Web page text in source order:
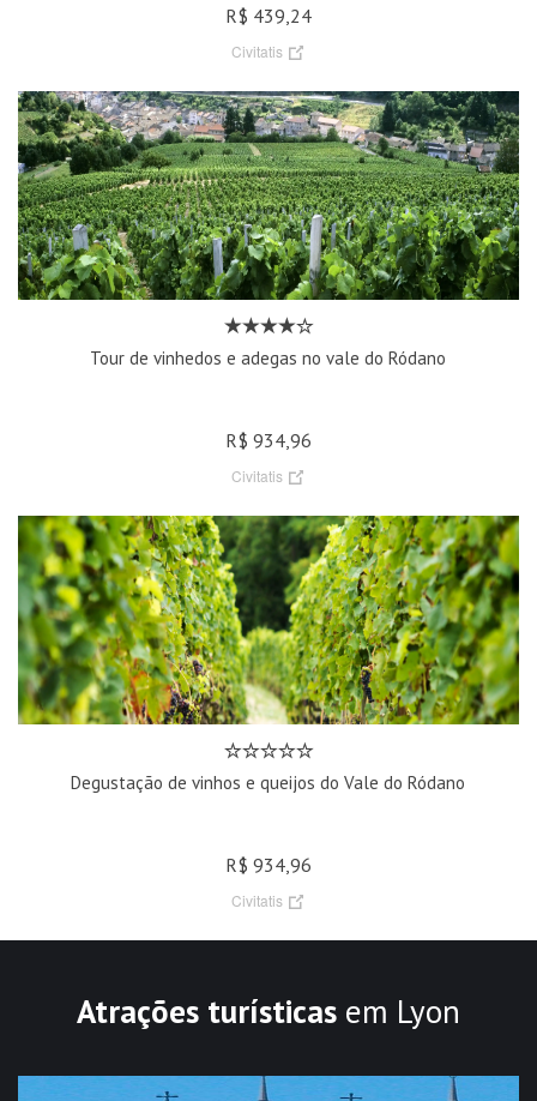
R$ 439,24
Civitatis
Tour de vinhedos e adegas no vale do Ródano
R$ 934,96
Civitatis
Degustação de vinhos e queijos do Vale do Ródano
R$ 934,96
Civitatis
Atrações turísticas em Lyon